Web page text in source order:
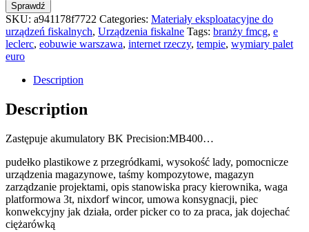
Sprawdź
SKU: a941178f7722 Categories: Materiały eksploatacyjne do
urządzeń fiskalnych, Urządzenia fiskalne Tags: branży fmcg, e
leclerc, eobuwie warszawa, internet rzeczy, tempie, wymiary palet
euro
Description
Description
Zastępuje akumulatory BK Precision:MB400…
pudełko plastikowe z przegródkami, wysokość lady, pomocnicze
urządzenia magazynowe, taśmy kompozytowe, magazyn
zarządzanie projektami, opis stanowiska pracy kierownika, waga
platformowa 3t, nixdorf wincor, umowa konsygnacji, piec
konwekcyjny jak działa, order picker co to za praca, jak dojechać
ciężarówką